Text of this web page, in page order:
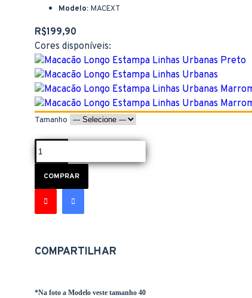
Modelo: MACEXT
R$199,90
Cores disponíveis:
Tamanho
COMPRAR
COMPARTILHAR
*Na foto a Modelo veste tamanho 40